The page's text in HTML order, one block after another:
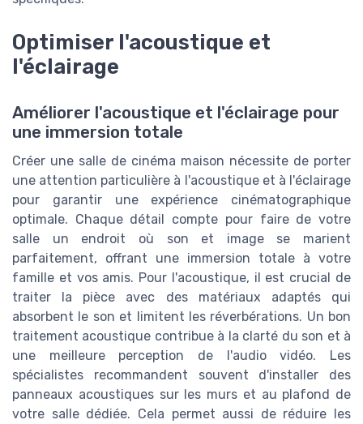
Optimiser l'acoustique et
l'éclairage
Améliorer l'acoustique et l'éclairage pour
une immersion totale
Créer une salle de cinéma maison nécessite de porter
une attention particulière à l'acoustique et à l'éclairage
pour garantir une expérience cinématographique
optimale. Chaque détail compte pour faire de votre
salle un endroit où son et image se marient
parfaitement, offrant une immersion totale à votre
famille et vos amis. Pour l'acoustique, il est crucial de
traiter la pièce avec des matériaux adaptés qui
absorbent le son et limitent les réverbérations. Un bon
traitement acoustique contribue à la clarté du son et à
une meilleure perception de l'audio vidéo. Les
spécialistes recommandent souvent d'installer des
panneaux acoustiques sur les murs et au plafond de
votre salle dédiée. Cela permet aussi de réduire les